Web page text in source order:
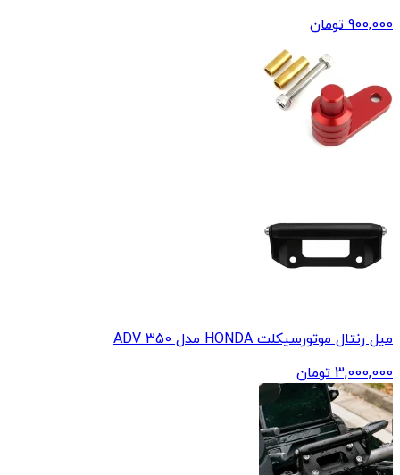
900,000 تومان
میل رنتال موتورسیکلت HONDA مدل ADV 350
3,000,000 تومان